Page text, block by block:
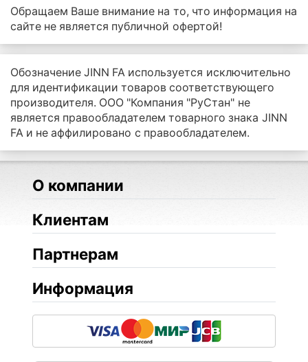
Обращаем Ваше внимание на то, что информация на
сайте не является публичной офертой!
Обозначение JINN FA используется исключительно
для идентификации товаров соответствующего
производителя. ООО "Компания "РуСтан" не
является правообладателем товарного знака JINN
FA и не аффилировано с правообладателем.
О компании
Клиентам
Партнерам
Информация